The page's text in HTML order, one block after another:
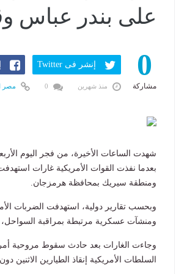
على بندر عباس
0
مشاركة
إنشر فى Twitter
منذ شهرين مصر
شهدت الساعات الأخيرة، من فجر اليوم
بعدما نفذت القوات الأمريكية غارات
ومنطقة سيريك بمحافظة هرمزجان.
وبحسب تقارير دولية، استهدفت الضربات
ومنشآت عسكرية مرتبطة بمراقبة السواحل،
وجاءت الغارات بعد حادث سقوط مروحية
السلطات الأمريكية إنقاذ الطيارين الاثنين